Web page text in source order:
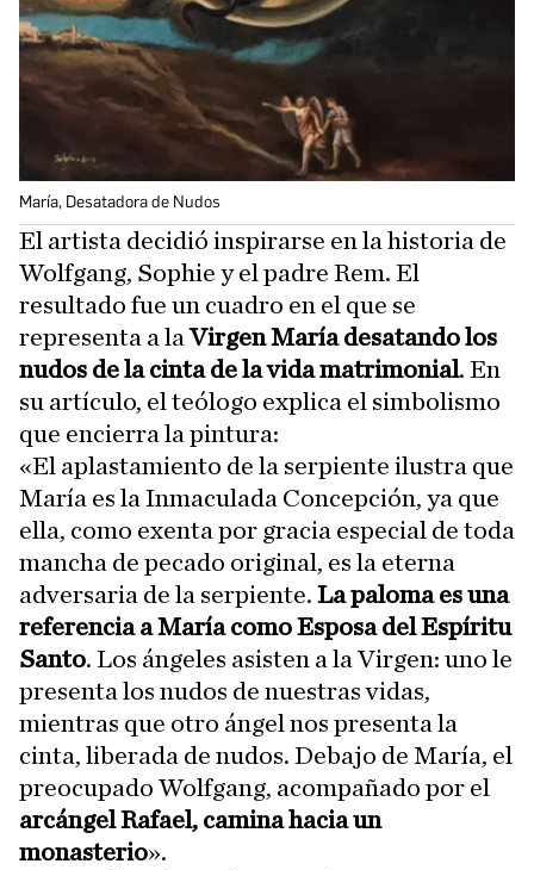
María, Desatadora de Nudos
El artista decidió inspirarse en la historia de
Wolfgang, Sophie y el padre Rem. El
resultado fue un cuadro en el que se
representa a laVirgen María desatando los
nudos de la cinta de la vida matrimonial. En
su artículo, el teólogo explica el simbolismo
que encierra la pintura:
«El aplastamiento de la serpiente ilustra que
María es la Inmaculada Concepción, ya que
ella, como exenta por gracia especial de toda
mancha de pecado original, es la eterna
adversaria de la serpiente. La paloma es una
referencia a María como Esposa del Espíritu
Santo. Los ángeles asisten a la Virgen: uno le
presenta los nudos de nuestras vidas,
mientras que otro ángel nos presenta la
cinta, liberada de nudos. Debajo de María, el
preocupado Wolfgang, acompañado por el
arcángel Rafael, camina hacia un
monasterio».